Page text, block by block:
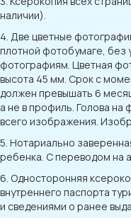
наличии).
4. Две цветные
плотной фотобумаге, без
фотографиям. Цветная
высота 45 мм. Срок с
должен превышать 6
а не в профиль. Голова
всего изображения.
5. Нотариально
ребенка. C переводом на
6. Односторонняя
внутреннего паспорта
и сведениями о ранее